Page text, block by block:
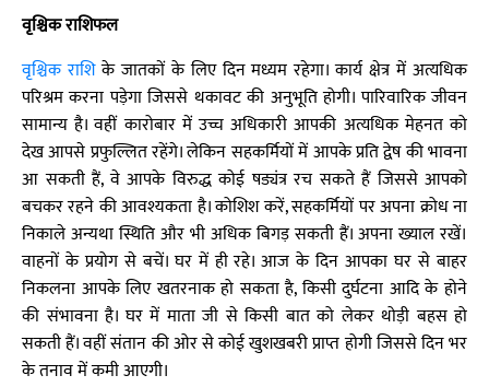
वृश्चिक राशिफल
वृश्चिक राशिके जातकों के लिए दिन मध्यम रहेगा। कार्य क्षेत्र में अत्यधिक
परिश्रम करना पड़ेगा जिससे थकावट की अनुभूति होगी। पारिवारिक जीवन
सामान्य है। वहीं कारोबार में उच्च अधिकारी आपकी अत्यधिक मेहनत को
देख आपसे प्रफुल्लित रहेंगे। लेकिन सहकर्मियों में आपके प्रति द्वेष की भावना
आ सकती हैं, वे आपके विरुद्ध कोई षड्यंत्र रच सकते हैं जिससे आपको
बचकर रहने की आवश्यकता है। कोशिश करें, सहकर्मियों पर अपना क्रोध ना
निकाले अन्यथा स्थिति और भी अधिक बिगड़ सकती हैं। अपना ख्याल रखें।
वाहनों के प्रयोग से बचें। घर में ही रहे। आज के दिन आपका घर से बाहर
निकलना आपके लिए खतरनाक हो सकता है, किसी दुर्घटना आदि के होने
की संभावना है। घर में माता जी से किसी बात को लेकर थोड़ी बहस हो
सकती हैं। वहीं संतान की ओर से कोई खुशखबरी प्राप्त होगी जिससे दिन भर
के तनाव में कमी आएगी।